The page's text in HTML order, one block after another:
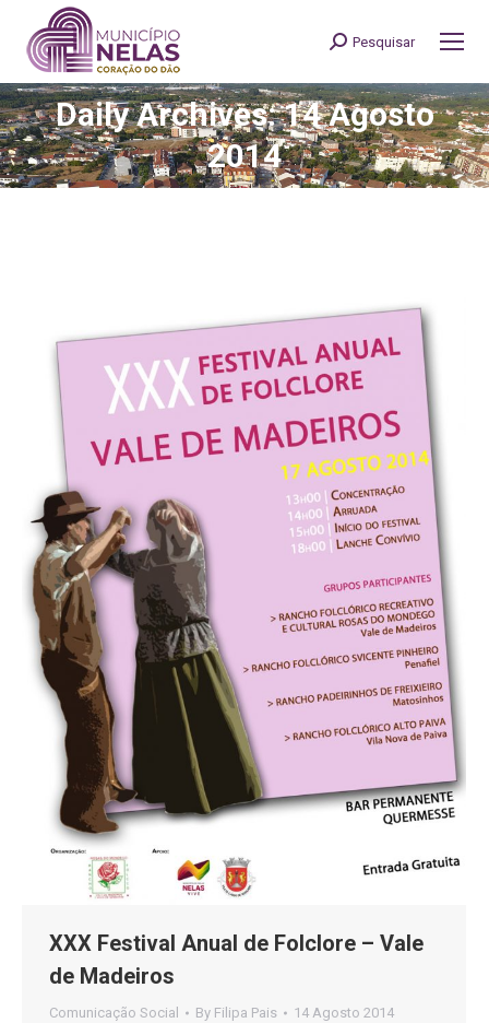
Search:
Pesquisar
Daily Archives: 14 Agosto
2014
You are here:
XXX Festival Anual de Folclore – Vale
de Madeiros
Comunicação Social By Filipa Pais 14 Agosto 2014